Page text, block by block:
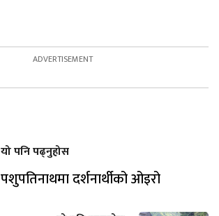
यो पनि पढ्नुहोस
पशुपतिनाथमा दर्शनार्थीको ओइरो